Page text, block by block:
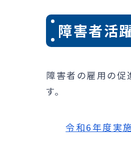
障害者活
障害者の雇用の促
す。
令和6年度実